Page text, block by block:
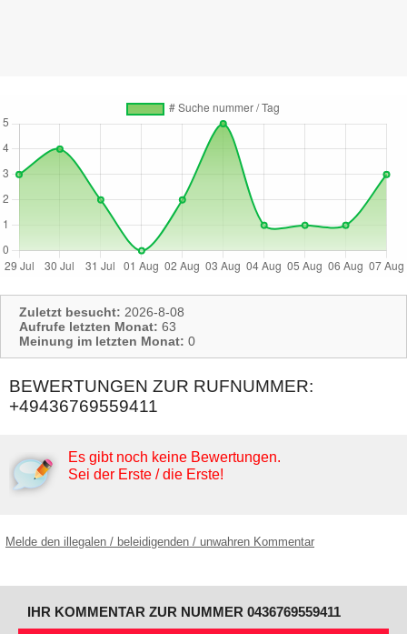
Zuletzt besucht: 2026-8-08
Aufrufe letzten Monat: 63
Meinung im letzten Monat: 0
BEWERTUNGEN ZUR RUFNUMMER:
+49436769559411
Es gibt noch keine Bewertungen.
Sei der Erste / die Erste!
Melde den illegalen / beleidigenden / unwahren Kommentar
IHR KOMMENTAR ZUR NUMMER 0436769559411